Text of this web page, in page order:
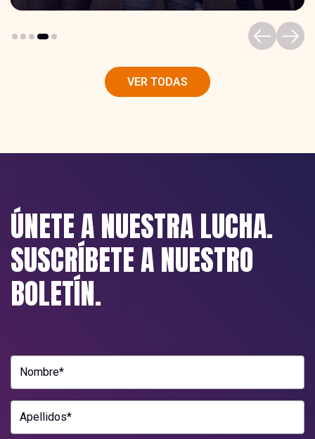
VER TODAS
ÚNETE A NUESTRA LUCHA.
SUSCRÍBETE A NUESTRO
BOLETÍN.
Nombre*
Apellidos*